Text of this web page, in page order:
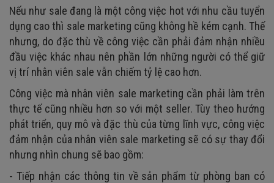
Nếu như sale đang là một công việc hot với nhu cầu tuyển
dụng cao thì sale marketing cũng không hề kém cạnh. Thế
nhưng, do đặc thù về công việc cần phải đảm nhận nhiều
đầu việc khác nhau nên phần lớn những người có thể giữ
vị trí nhân viên sale vẫn chiếm tỷ lệ cao hơn.
Công việc mà nhân viên sale marketing cần phải làm trên
thực tế cũng nhiều hơn so với một seller. Tùy theo hướng
phát triển, quy mô và đặc thù của từng lĩnh vực, công việc
đảm nhận của nhân viên sale marketing sẽ có sự thay đổi
nhưng nhìn chung sẽ bao gồm:
- Tiếp nhận các thông tin về sản phẩm từ phòng ban có